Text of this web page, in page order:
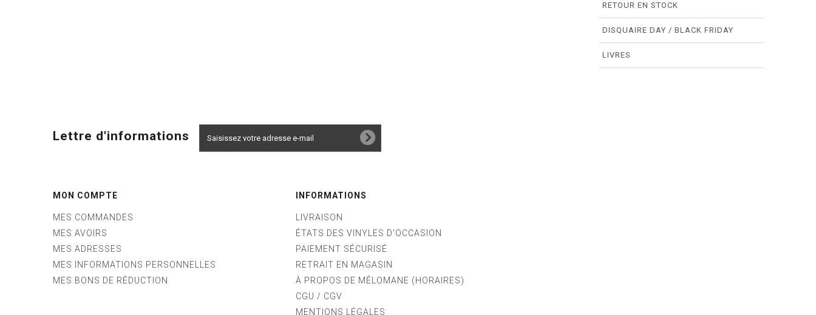
RETOUR EN STOCK
DISQUAIRE DAY / BLACK FRIDAY
LIVRES
Lettre d'informations
MON COMPTE
MES COMMANDES
MES AVOIRS
MES ADRESSES
MES INFORMATIONS PERSONNELLES
MES BONS DE RÉDUCTION
INFORMATIONS
LIVRAISON
ÉTATS DES VINYLES D'OCCASION
PAIEMENT SÉCURISÉ
RETRAIT EN MAGASIN
À PROPOS DE MÉLOMANE (HORAIRES)
CGU / CGV
MENTIONS LÉGALES